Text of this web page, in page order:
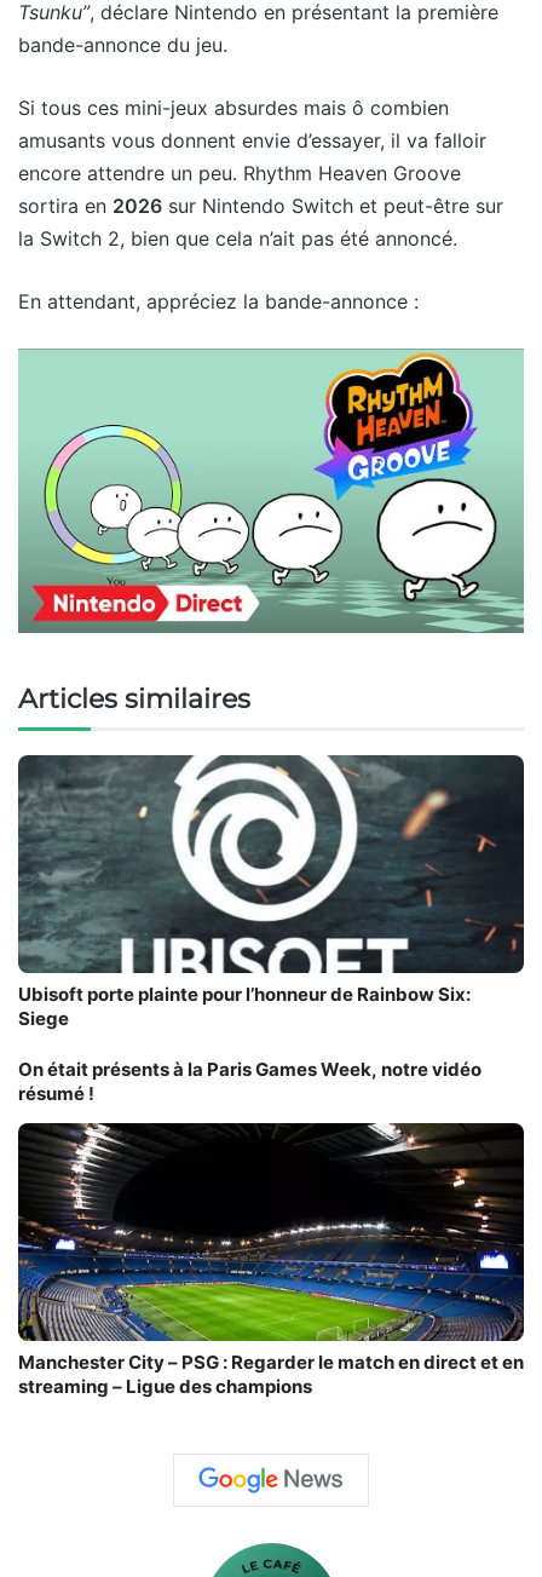
Tsunku”, déclare Nintendo en présentant la première
bande-annonce du jeu.
Si tous ces mini-jeux absurdes mais ô combien
amusants vous donnent envie d’essayer, il va falloir
encore attendre un peu. Rhythm Heaven Groove
sortira en 2026 sur Nintendo Switch et peut-être sur
la Switch 2, bien que cela n’ait pas été annoncé.
En attendant, appréciez la bande-annonce :
Articles similaires
Ubisoft porte plainte pour l’honneur de Rainbow Six:
Siege
On était présents à la Paris Games Week, notre vidéo
résumé !
Manchester City – PSG : Regarder le match en direct et en
streaming – Ligue des champions